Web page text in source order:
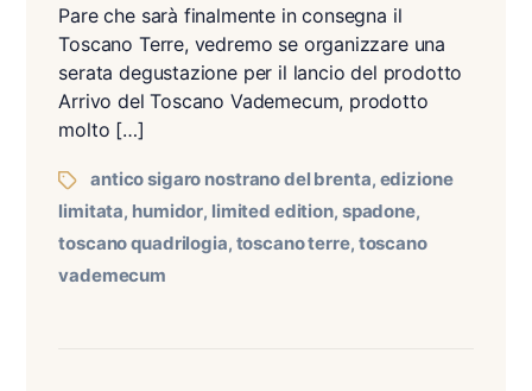
Pare che sarà finalmente in consegna il
Toscano Terre, vedremo se organizzare una
serata degustazione per il lancio del prodotto
Arrivo del Toscano Vademecum, prodotto
molto […]
antico sigaro nostrano del brenta, edizione
limitata, humidor, limited edition, spadone,
toscano quadrilogia, toscano terre, toscano
vademecum